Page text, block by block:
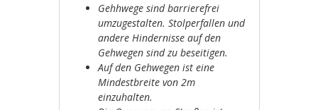
Gehhwege sind barrierefrei
umzugestalten. Stolperfallen und
andere Hindernisse auf den
Gehwegen sind zu beseitigen.
Auf den Gehwegen ist eine
Mindestbreite von 2m
einzuhalten.